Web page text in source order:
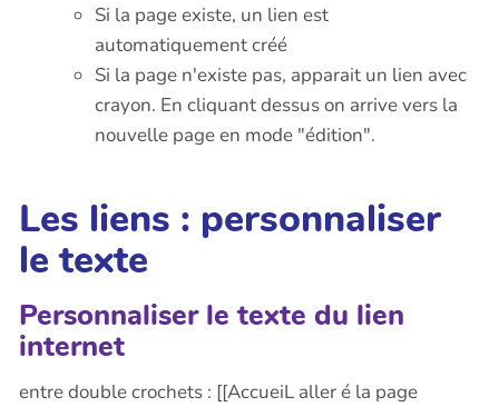
Si la page existe, un lien est
automatiquement créé
Si la page n'existe pas, apparait un lien avec
crayon. En cliquant dessus on arrive vers la
nouvelle page en mode "édition".
Les liens : personnaliser
le texte
Personnaliser le texte du lien
internet
entre double crochets : [[AccueiL aller é la page